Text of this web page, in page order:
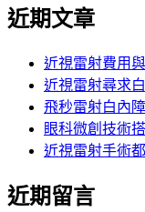
近期文章
近視雷射費用
近視雷射尋求
飛秒雷射白內
眼科微創技術
近視雷射手術
近期留言